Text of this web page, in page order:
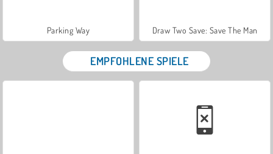
Parking Way Draw Two Save: Save The Man
EMPFOHLENE SPIELE